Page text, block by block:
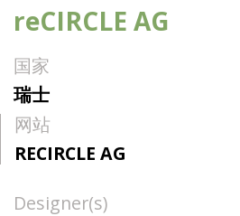
reCIRCLE AG
国家
瑞士
网站
RECIRCLE AG
Designer(s)